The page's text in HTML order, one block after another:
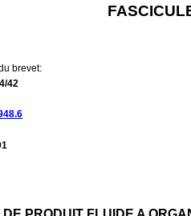
brevet:
42